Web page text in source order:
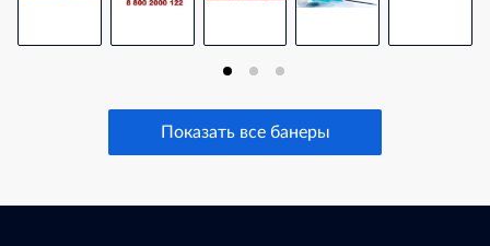
Показать все банеры